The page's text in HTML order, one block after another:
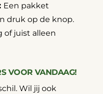
Een pakket
druk op de knop.
of juist alleen
VOOR VANDAAG!
Wil jij ook